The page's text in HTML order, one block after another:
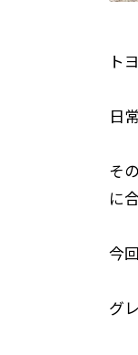
ト
日
そ
に
今
グ